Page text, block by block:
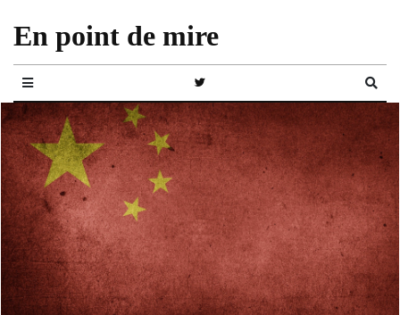
En point de mire